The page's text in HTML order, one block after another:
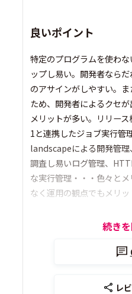
良いポイント
特定のプログラムを使わ
ップし易い。開発者なら
のアサインがしやすい。
ため、開発者によるクセ
メリットが多い。リリー
1と連携したジョブ実行管
landscapeによる開発管
調査し易いログ管理、
な実行管理・・・色々と
なく運用の観点でもメリッ
続き
レ